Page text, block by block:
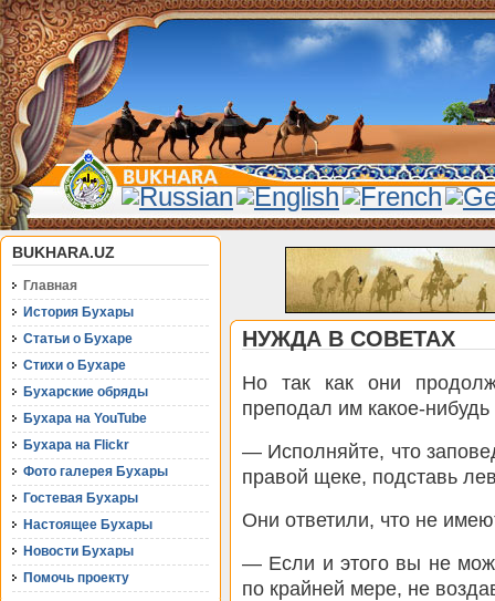
BUKHARA.UZ
Главная
История Бухары
Статьи о Бухаре
Стихи о Бухаре
Бухарские обряды
Бухара на YouTube
Бухара на Flickr
Фото галерея Бухары
Гостевая Бухары
Настоящее Бухары
Новости Бухары
Помочь проекту
НУЖДА В СОВЕТАХ
Но так как они
преподал им какое-
— Исполняйте, что
правой щеке, подставь
Они ответили, что не
— Если и этого вы не
по крайней мере, не